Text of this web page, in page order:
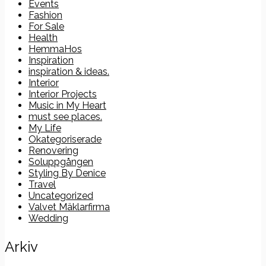
Events
Fashion
For Sale
Health
HemmaHos
Inspiration
inspiration & ideas.
Interior
Interior Projects
Music in My Heart
must see places.
My Life
Okategoriserade
Renovering
Soluppgången
Styling By Denice
Travel
Uncategorized
Valvet Mäklarfirma
Wedding
Arkiv